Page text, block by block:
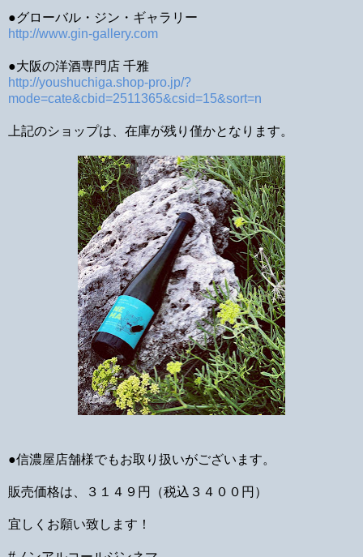
●グローバル・ジン・ギャラリー
http://www.gin-gallery.com
●大阪の洋酒専門店 千雅
http://youshuchiga.shop-pro.jp/?
mode=cate&cbid=2511365&csid=15&sort=n
上記のショップは、在庫が残り僅かとなります。
●信濃屋店舗様でもお取り扱いがございます。
販売価格は、３１４９円（税込３４００円）
宜しくお願い致します！